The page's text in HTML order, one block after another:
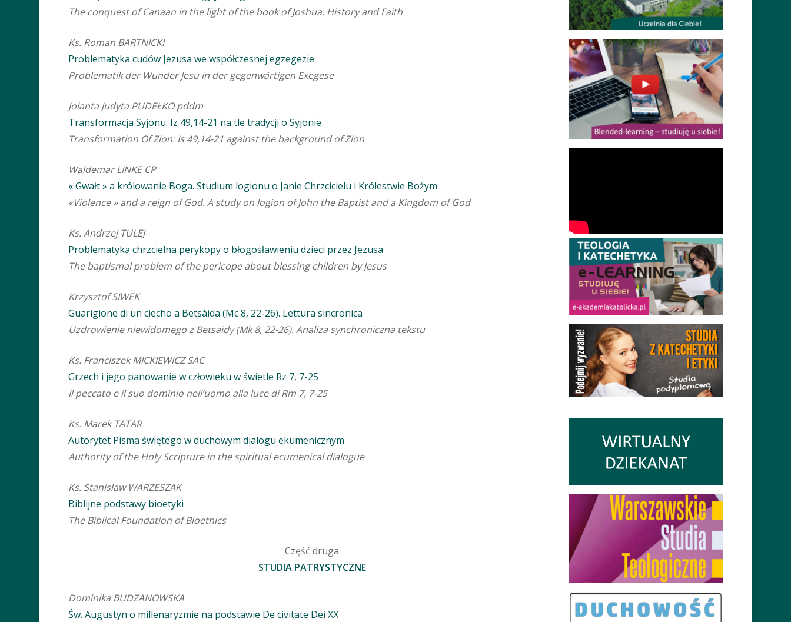
The conquest of Canaan in the light of the book of Joshua. History and Faith
Ks. Roman BARTNICKI
Problematyka cudów Jezusa we współczesnej egzegezie
Problematik der Wunder Jesu in der gegenwärtigen Exegese
Jolanta Judyta PUDEŁKO pddm
Transformacja Syjonu: Iz 49,14-21 na tle tradycji o Syjonie
Transformation Of Zion: Is 49,14-21 against the background of Zion
Waldemar LINKE CP
« Gwałt » a królowanie Boga. Studium logionu o Janie Chrzcicielu i Królestwie Bożym
«Violence » and a reign of God. A study on logion of John the Baptist and a Kingdom of God
Ks. Andrzej TULEJ
Problematyka chrzcielna perykopy o błogosławieniu dzieci przez Jezusa
The baptismal problem of the pericope about blessing children by Jesus
Krzysztof SIWEK
Guarigione di un ciecho a Betsàida (Mc 8, 22-26). Lettura sincronica
Uzdrowienie niewidomego z Betsaidy (Mk 8, 22-26). Analiza synchroniczna tekstu
Ks. Franciszek MICKIEWICZ SAC
Grzech i jego panowanie w człowieku w świetle Rz 7, 7-25
Il peccato e il suo dominio nell’uomo alla luce di Rm 7, 7-25
Ks. Marek TATAR
Autorytet Pisma świętego w duchowym dialogu ekumenicznym
Authority of the Holy Scripture in the spiritual ecumenical dialogue
Ks. Stanisław WARZESZAK
Biblijne podstawy bioetyki
The Biblical Foundation of Bioethics
Część druga
STUDIA PATRYSTYCZNE
Dominika BUDZANOWSKA
Św. Augustyn o millenaryzmie na podstawie De civitate Dei XX